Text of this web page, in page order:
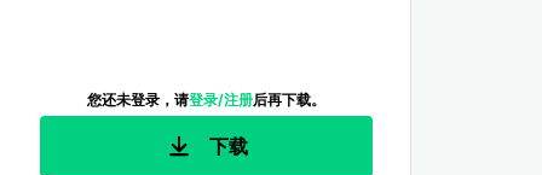
您还未登录，请登录/注册后再下载。
下载